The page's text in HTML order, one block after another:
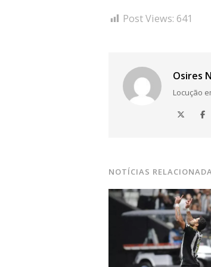
Post Views: 641
Osires
Locução
NOTÍCIAS